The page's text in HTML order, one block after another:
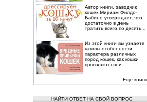
Автор книги, заводчик
кошек Мириам Филдс-
Бабино утверждает, что
достаточно в день
тратить всего по десять...
Из этой книги вы узнаете
каковы особенности
характера различных
пород кошек, как кошки
проявляют свои...
Еще книги
НАЙТИ ОТВЕТ НА СВОЙ ВОПРОС